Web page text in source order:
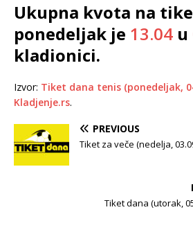
Ukupna kvota na
ponedeljak je 13.04 u
kladionici.
Izvor: Tiket dana tenis (ponedeljak,
Kladjenje.rs.
PREVIOUS
Tiket za veče (nedelja,
Tiket dana (utorak,